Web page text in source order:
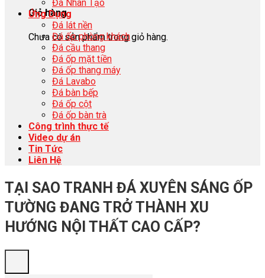
Giỏ hàng
Chưa có sản phẩm trong giỏ hàng.
Đá Nhân Tạo
Ứng Dụng
Đá lát nền
Đá ốp phòng khách
Đá cầu thang
Đá ốp mặt tiền
Đá ốp thang máy
Đá Lavabo
Đá bàn bếp
Đá ốp cột
Đá ốp bàn trà
Công trình thực tế
Video dự án
Tin Tức
Liên Hệ
TẠI SAO TRANH ĐÁ XUYÊN SÁNG ỐP
TƯỜNG ĐANG TRỞ THÀNH XU
HƯỚNG NỘI THẤT CAO CẤP?